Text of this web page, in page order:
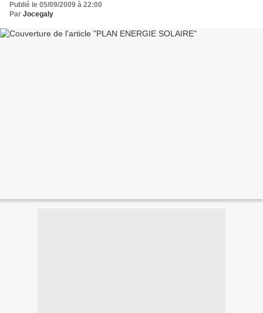
Publié le 05/09/2009 à 22:00
Par Jocegaly